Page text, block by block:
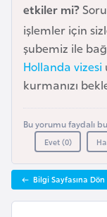
etkiler mi?
işlemler için
şubemiz ile
Hollanda vizesi
kurmanızı
Bu yorumu faydalı
Evet (0)
Bilgi Sayfasına Dön
a
B
e
n
n
B
o
s